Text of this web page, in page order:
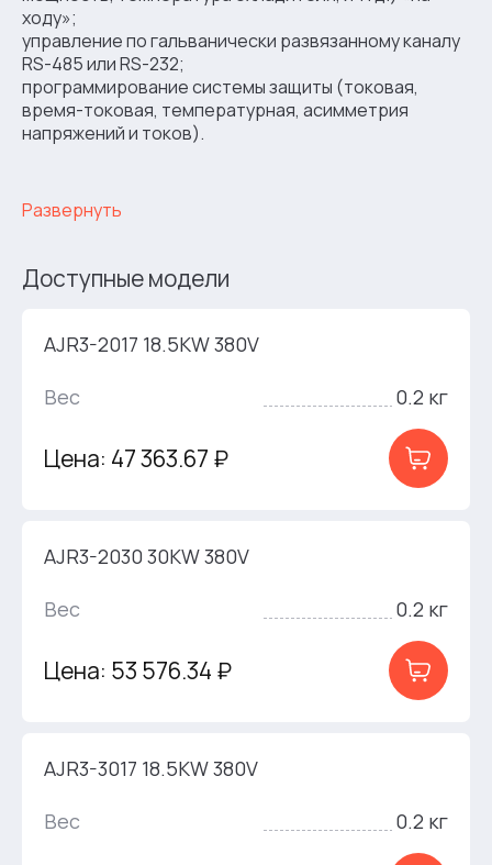
ходу»;
управление по гальванически развязанному каналу
RS-485 или RS-232;
программирование системы защиты (токовая,
время-токовая, температурная, асимметрия
напряжений и токов).
Развернуть
Доступные модели
AJR3-2017 18.5KW 380V
Вес
0.2 кг
Цена: 47 363.67 ₽
AJR3-2030 30KW 380V
Вес
0.2 кг
Цена: 53 576.34 ₽
AJR3-3017 18.5KW 380V
Вес
0.2 кг